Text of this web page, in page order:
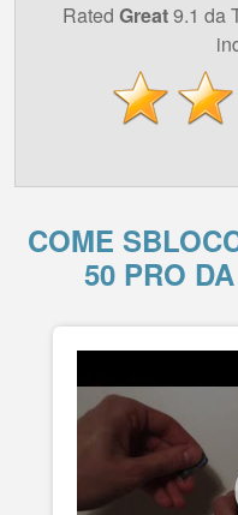
Rated Great9.1 da
COME
50 PRO